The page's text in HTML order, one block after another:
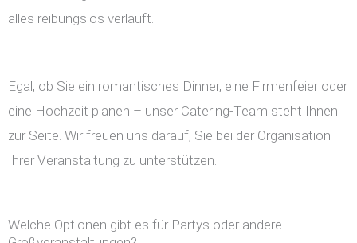
alles reibungslos verläuft.
Egal, ob Sie ein romantisches Dinner, eine Firmenfeier oder
eine Hochzeit planen – unser Catering-Team steht Ihnen
zur Seite. Wir freuen uns darauf, Sie bei der Organisation
Ihrer Veranstaltung zu unterstützen.
Welche Optionen gibt es für Partys oder andere